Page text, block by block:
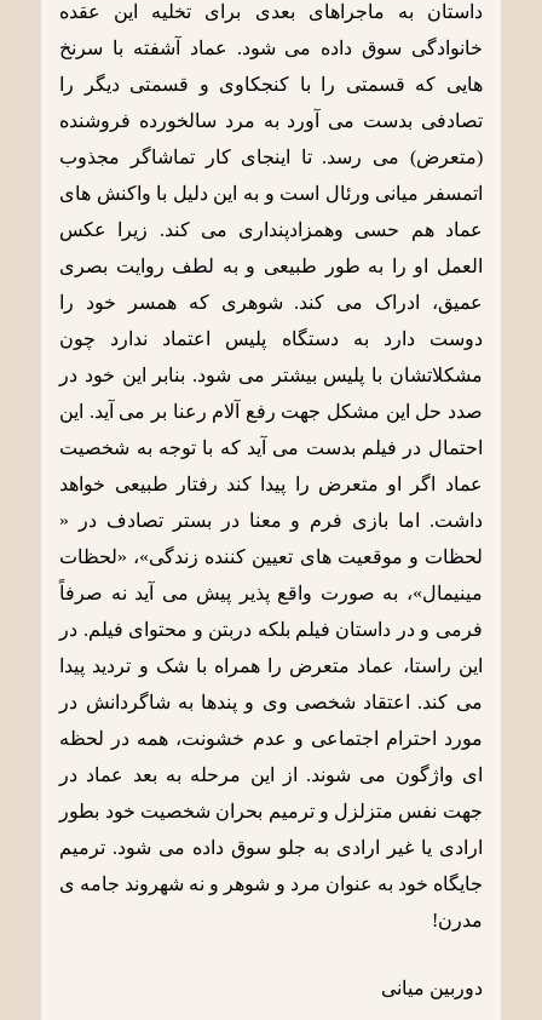
داستان به ماجراهای بعدی برای تخلیه این عقده
خانوادگی سوق داده می شود. عماد آشفته با سرنخ
هایی که قسمتی را با کنجکاوی و قسمتی دیگر را
تصادفی بدست می آورد به مرد سالخورده فروشنده
(متعرض) می رسد. تا اینجای کار تماشاگر مجذوب
اتمسفر میانی ورئال است و به این دلیل با واکنش های
عماد هم حسی وهمزادپنداری می کند. زیرا عکس
العمل او را به طور طبیعی و به لطف روایت بصری
عمیق، ادراک می کند. شوهری که همسر خود را
دوست دارد به دستگاه پلیس اعتماد ندارد چون
مشکلاتشان با پلیس بیشتر می شود. بنابر این خود در
صدد حل این مشکل جهت رفع آلام رعنا بر می آید. این
احتمال در فیلم بدست می آید که با توجه به شخصیت
عماد اگر او متعرض را پیدا کند رفتار طبیعی خواهد
داشت. اما بازی فرم و معنا در بستر تصادف در «
لحظات و موقعیت های تعیین کننده زندگی»، «لحظات
مینیمال»، به صورت واقع پذیر پیش می آید نه صرفاً
فرمی و در داستان فیلم بلکه دربتن و محتوای فیلم. در
این راستا، عماد متعرض را همراه با شک و تردید پیدا
می کند. اعتقاد شخصی وی و پندها به شاگردانش در
مورد احترام اجتماعی و عدم خشونت، همه در لحظه
ای واژگون می شوند. از این مرحله به بعد عماد در
جهت نفس متزلزل و ترمیم بحران شخصیت خود بطور
ارادی یا غیر ارادی به جلو سوق داده می شود. ترمیم
جایگاه خود به عنوان مرد و شوهر و نه شهروند جامه ی
مدرن!
دوربین میانی